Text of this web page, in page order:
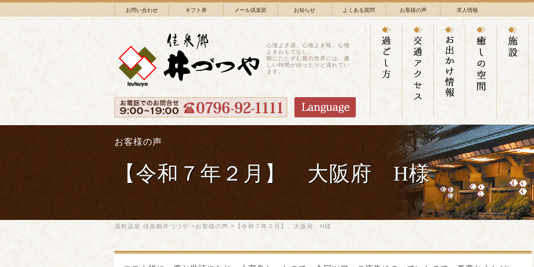
お問い合わせ ギフト券 メール倶楽部 お知らせ よくある質問 お客様の声 求人情報
心地よき湯、心地よき味、心地
よきおもてなし。
鄙にたたずむ雅の世界には、優
しい時間がゆったりと流れてい
ます。
お客様の声
【令和７年２月】 大阪府 H様
湯村温泉 佳泉郷井づつや >お客様の声 >【令和７年２月】 大阪府 H様